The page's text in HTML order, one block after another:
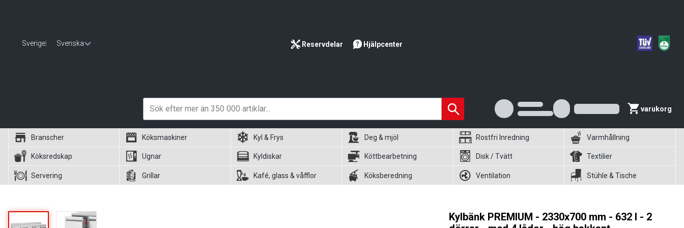
Sverige Svenska Reservdelar Hjälpcenter
varukorg
Branscher Köksmaskiner Kyl & Frys Deg & mjöl Rostfri Inredning Varmhållning
Köksredskap Ugnar Kyldiskar Köttbearbetning Disk / Tvätt Textilier
Servering Grillar Kafé, glass & våfflor Köksberedning Ventilation Stühle & Tische
Kylbänk PREMIUM - 2330x700 mm - 632 l - 2